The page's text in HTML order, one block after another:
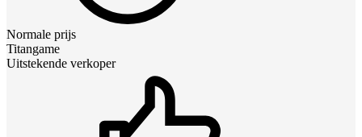
Normale prijs
Titangame
Uitstekende verkoper